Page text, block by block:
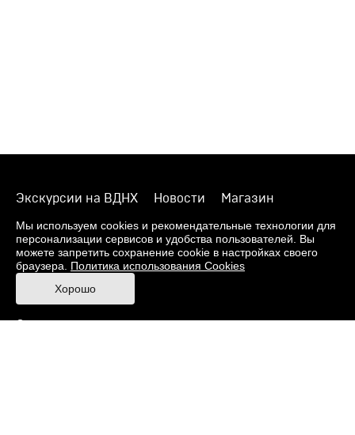
Экскурсии на ВДНХ Новости
Магазин
О музее
Фонды
Виртуальный музей
Издания
Пресс-центр
Контакты
Правила посещения Музея
Ответы на частые вопросы
Мы используем cookies и рекомендательные технологии для
персонализации сервисов и удобства пользователей. Вы
можете запретить сохранение cookie в настройках своего
браузера. Политика использования Cookies
Хорошо